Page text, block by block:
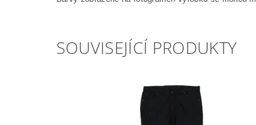
SOUVISEJÍCÍ PRODUKTY